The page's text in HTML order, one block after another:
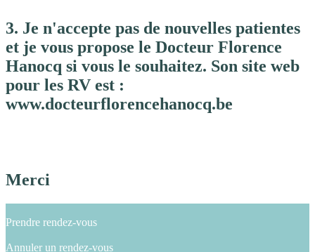
3. Je n'accepte pas de nouvelles patientes
et je vous propose le Docteur Florence
Hanocq si vous le souhaitez. Son site web
pour les RV est :
www.docteurflorencehanocq.be
Merci
Prendre rendez-vous
Annuler un rendez-vous